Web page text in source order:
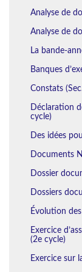
Analyse de
Analyse de
La bande-
Banques
Constats
Déclaration
cycle)
Des idées
Documents
Dossier
Dossiers
Évolution
Exercice
(2e cycle)
Exercice sur